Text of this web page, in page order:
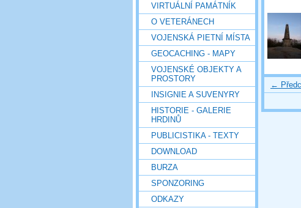
VIRTUÁLNÍ PAMÁTNÍK
O VETERÁNECH
VOJENSKÁ PIETNÍ MÍSTA
GEOCACHING - MAPY
VOJENSKÉ OBJEKTY A
PROSTORY
INSIGNIE A SUVENYRY
HISTORIE - GALERIE
HRDINŮ
PUBLICISTIKA - TEXTY
DOWNLOAD
BURZA
SPONZORING
ODKAZY
←